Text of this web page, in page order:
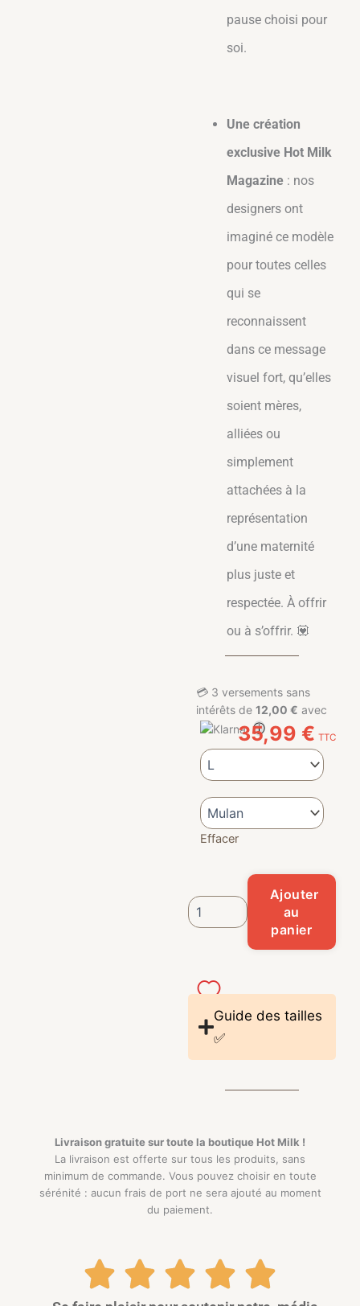
pause choisi pour
soi.
Une création
exclusive Hot Milk
Magazine : nos
designers ont
imaginé ce modèle
pour toutes celles
qui se
reconnaissent
dans ce message
visuel fort, qu’elles
soient mères,
alliées ou
simplement
attachées à la
représentation
d’une maternité
plus juste et
respectée. À offrir
ou à s’offrir. 💟
💳 3 versements sans
intérêts de 12,00 € avec
ⓘ
35,99 € TTC
Effacer
quantité de T-shirt Héroïnes
Ajouter
au
panier
Guide des tailles
✅
Livraison gratuite sur toute la boutique Hot Milk !
La livraison est offerte sur tous les produits, sans
minimum de commande. Vous pouvez choisir en toute
sérénité : aucun frais de port ne sera ajouté au moment
du paiement.